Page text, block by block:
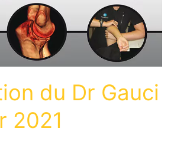
du Dr Gauci
2021